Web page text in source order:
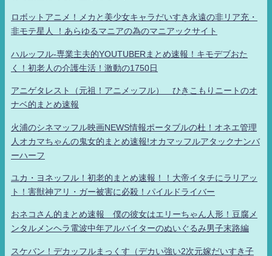
ロボットアニメ！メカと美少女キャラだいすき永遠の非リア充・
非モテ星人 ！あらゆるマニアの為のマニアックサイト
ハルッフル-専業主夫的YOUTUBERまとめ速報！キモデブおた
く！初老人の介護生活！激動の1750日
アニゲタレスト（元祖！アニメッフル） ひきこもりニートのオ
ナベ的まとめ速報
火浦のシネマッフル映画NEWS情報ポータブルの杜！オネエ管理
人オカマちゃんの鬼女的まとめ速報!オカマッフルアタックナンバ
ーハーフ
ユカ・ヨネッフル！初老的まとめ速報！！大帝イタチにラリアッ
ト！害獣神アリ・ガー被害に必殺！パイルドライバー
おネコさん的まとめ速報 僕の彼女はエリーちゃん人形！豆腐メ
ンタルメンヘラ電波中年アルバイターのぬいぐるみ男子末路編
スケバン！デカッフルまっくす（デカい強い2次元嫁だいすき子